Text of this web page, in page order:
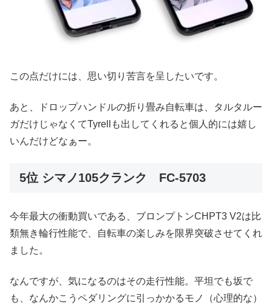
この点だけには、思い切り苦言を呈したいです。
あと、ドロップハンドルの折り畳み自転車は、タルタルー
ガだけじゃなくてTyrellも出してくれると個人的には嬉し
いんだけどなぁー。
5位 シマノ105クランク FC-5703
今年最大の衝動買いである、ブロンプトンCHPT3 V2は比
類無き輪行性能で、自転車の楽しみを限界突破させてくれ
ました。
なんですが、気になるのはその走行性能。平坦でも坂で
も、なんかこうペダリングに引っかかるモノ（心理的な）